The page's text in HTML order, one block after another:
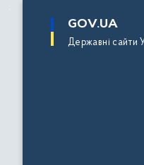
основного
GOV.UA
Державні сайти